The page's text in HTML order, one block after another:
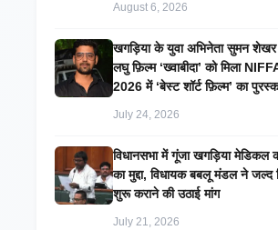
August 6, 2026
खगड़िया के युवा अभिनेता सुमन शेखर
लघु फ़िल्म ‘ख्वाबीदा’ को मिला
2026 में ‘बेस्ट शॉर्ट फ़िल्म’ का
July 24, 2026
विधानसभा में गूंजा खगड़िया मेडिकल
का मुद्दा, विधायक बबलू मंडल ने जल्द
शुरू कराने की उठाई मांग
July 21, 2026